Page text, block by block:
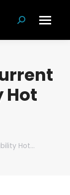
Suchen:
Hot
Hot…